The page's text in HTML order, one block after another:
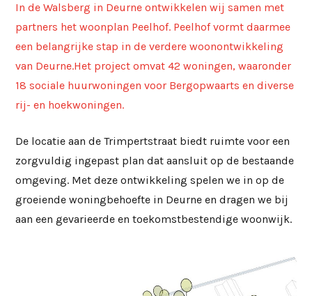
In de Walsberg in Deurne ontwikkelen wij samen met
partners het woonplan Peelhof. Peelhof vormt daarmee
een belangrijke stap in de verdere woonontwikkeling
van Deurne.Het project omvat 42 woningen, waaronder
18 sociale huurwoningen voor Bergopwaarts en diverse
rij- en hoekwoningen.
De locatie aan de Trimpertstraat biedt ruimte voor een
zorgvuldig ingepast plan dat aansluit op de bestaande
omgeving. Met deze ontwikkeling spelen we in op de
groeiende woningbehoefte in Deurne en dragen we bij
aan een gevarieerde en toekomstbestendige woonwijk.